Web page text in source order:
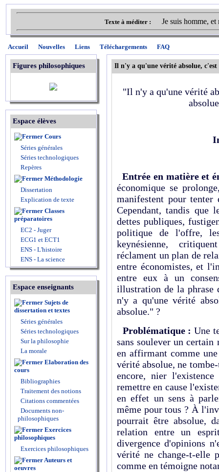
Texte à méditer : Je suis homme,
Accueil Nouvelles Liens Téléchargements FAQ
Figures philosophiques
Espace élèves
Cours
Séries générales
Séries technologiques
Repères
Méthodologie
Dissertation
Explication de texte
Classes
préparatoires
EC2 - Juger
ECG1 et ECT1
ENS - L'histoire
ENS - La science
Espace enseignants
Sujets de
dissertation et textes
Séries générales
Séries technologiques
Sur la philosophie
La morale
Elaboration des
cours
Bibliographies
Traitement des notions
Citations commentées
Documents non-
philosophiques
Exercices
philosophiques
Exercices philosophiques
Auteurs et
oeuvres
Il n'y a qu'une vérité absolue,
"Il n'y a qu'une vérité
Entrée en matière et
économique se
manifestent pour
Cependant, tandis que
dettes publiques,
politique de l'offre,
keynésienne,
réclament un plan de
entre économistes, et
entre eux à un
illustration de la phrase
n'y a qu'une vérité
absolue." ?
Problématique : Une
sans soulever un certain
en affirmant comme
vérité absolue, ne
encore, nier
remettre en cause
en effet un sens à
même pour tous ? À
pourrait être absolue,
relation entre un
divergence d'opinions
vérité ne change-t-elle
comme en témoigne